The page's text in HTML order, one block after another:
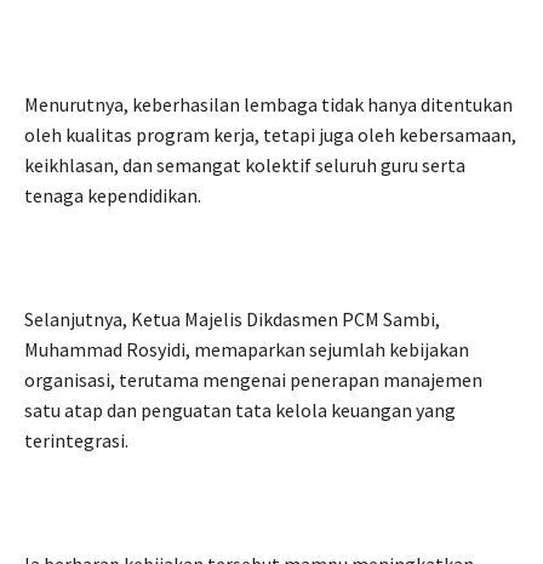
Menurutnya, keberhasilan lembaga tidak hanya ditentukan
oleh kualitas program kerja, tetapi juga oleh kebersamaan,
keikhlasan, dan semangat kolektif seluruh guru serta
tenaga kependidikan.
Selanjutnya, Ketua Majelis Dikdasmen PCM Sambi,
Muhammad Rosyidi, memaparkan sejumlah kebijakan
organisasi, terutama mengenai penerapan manajemen
satu atap dan penguatan tata kelola keuangan yang
terintegrasi.